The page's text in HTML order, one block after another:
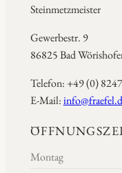
Steinmetzmeister
Gewerbestr. 9
86825 Bad
Telefon: +49 (0)
E-Mail:
Montag